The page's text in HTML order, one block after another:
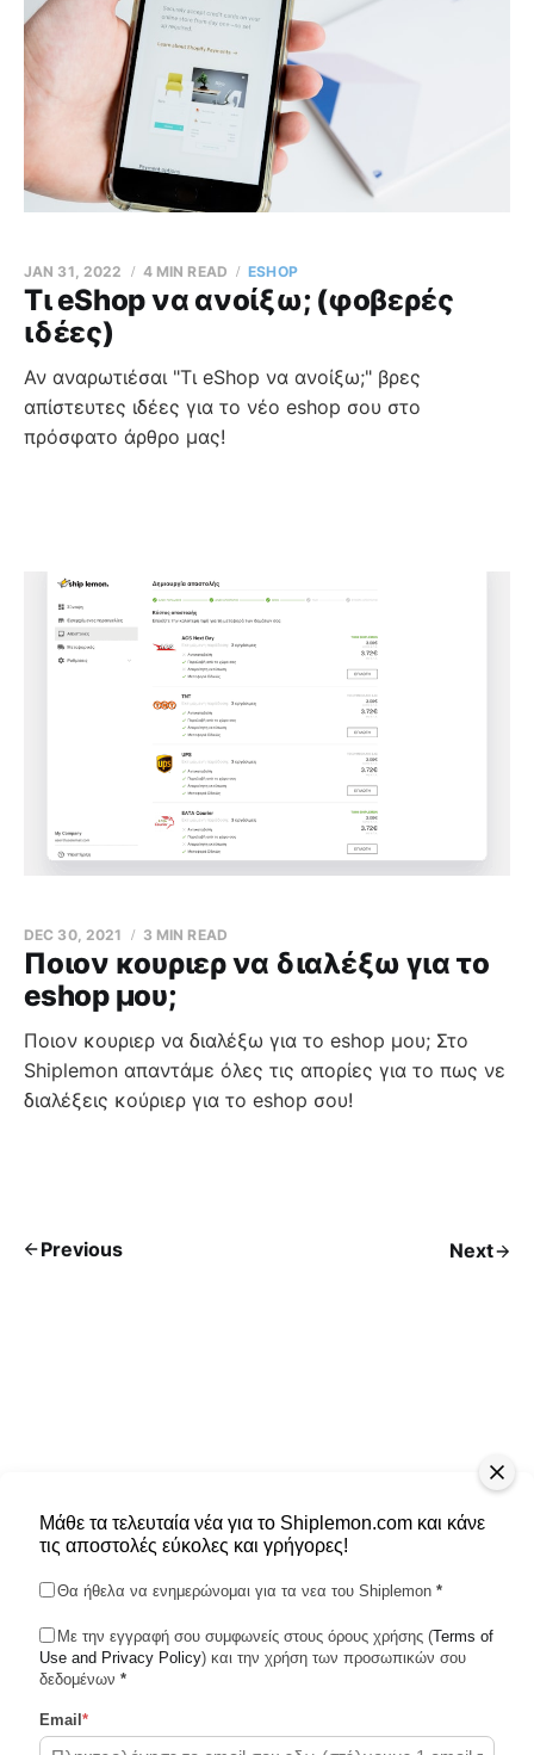
Τι eShop να ανοίξω; (φοβερές
ιδέες)
JAN 31, 2022 4 MIN READ ESHOP
Αν αναρωτιέσαι "Τι eShop να ανοίξω;" βρες
απίστευτες ιδέες για το νέο eshop σου στο
πρόσφατο άρθρο μας!
Ποιον κουριερ να διαλέξω για το
eshop μου;
DEC 30, 2021 3 MIN READ
Ποιον κουριερ να διαλέξω για το eshop μου; Στο
Shiplemon απαντάμε όλες τις απορίες για το πως νε
διαλέξεις κούριερ για το eshop σου!
Previous Next
Shiplemon © 2026
Μάθε τα τελευταία νέα για το Shiplemon.com και κάνε
τις αποστολές εύκολες και γρήγορες!
Θα ήθελα να ενημερώνομαι για τα νεα του Shiplemon *
Με την εγγραφή σου συμφωνείς στους όρους χρήσης (Terms of
Use and Privacy Policy) και την χρήση των προσωπικών σου
δεδομένων *
Email *